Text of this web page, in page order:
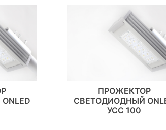
ПРОЖЕКТОР
СВЕТОДИОДНЫЙ
УСС 100